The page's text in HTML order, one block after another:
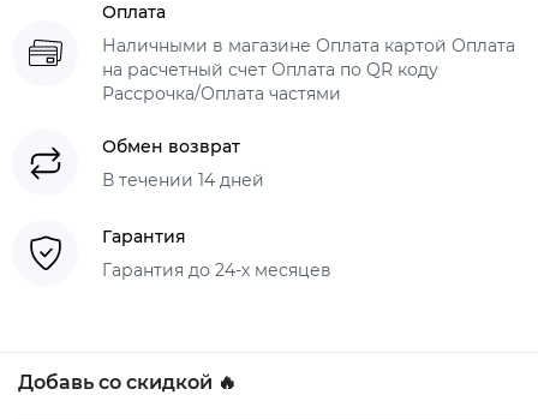
Оплата
Наличными в магазине Оплата картой Оплата
на расчетный счет Оплата по QR коду
Рассрочка/Оплата частями
Обмен возврат
В течении 14 дней
Гарантия
Гарантия до 24-х месяцев
Добавь со скидкой 🔥